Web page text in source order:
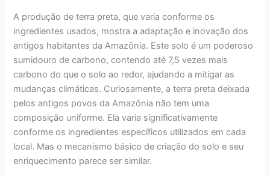
A produção de terra preta, que varia conforme os
ingredientes usados, mostra a adaptação e inovação dos
antigos habitantes da Amazônia. Este solo é um poderoso
sumidouro de carbono, contendo até 7,5 vezes mais
carbono do que o solo ao redor, ajudando a mitigar as
mudanças climáticas. Curiosamente, a terra preta deixada
pelos antigos povos da Amazônia não tem uma
composição uniforme. Ela varia significativamente
conforme os ingredientes específicos utilizados em cada
local. Mas o mecanismo básico de criação do solo e seu
enriquecimento parece ser similar.